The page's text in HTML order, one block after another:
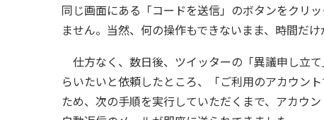
同じ画面にある「コードを送信」のボタンをクリ
ません。当然、何の操作もできないまま、時間だけ
仕方なく、数日後、ツイッターの「異議申し立
らいたいと依頼したところ、「ご利用のアカウン
ため、次の手順を実行していただくまで、アカウ